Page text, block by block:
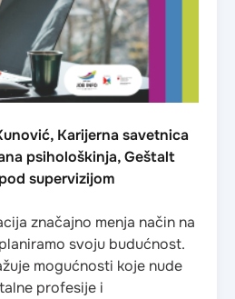
Karijerna savetnica
psihološkinja, Geštalt
supervizijom
značajno menja način na
svoju budućnost.
mogućnosti koje nude
profesije i